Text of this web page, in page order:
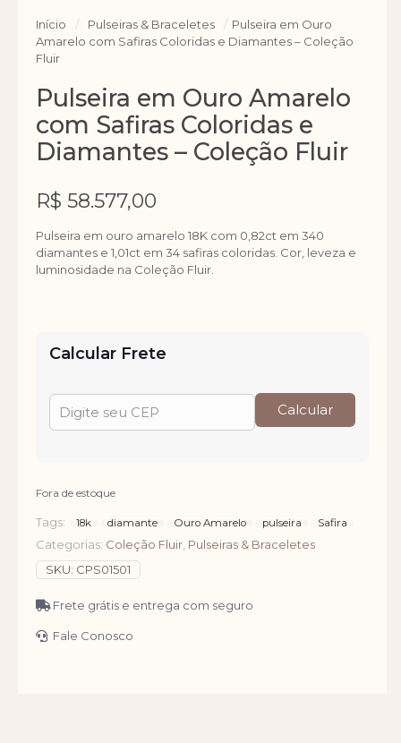
Início / Pulseiras & Braceletes / Pulseira em Ouro
Amarelo com Safiras Coloridas e Diamantes – Coleção
Fluir
Pulseira em Ouro Amarelo
com Safiras Coloridas e
Diamantes – Coleção Fluir
R$ 58.577,00
Pulseira em ouro amarelo 18K com 0,82ct em 340
diamantes e 1,01ct em 34 safiras coloridas. Cor, leveza e
luminosidade na Coleção Fluir.
Calcular Frete
Calcular
Fora de estoque
Tags: 18k diamante Ouro Amarelo pulseira Safira
Categorias: Coleção Fluir Pulseiras & Braceletes
SKU: CPS01501
Frete grátis e entrega com seguro
Fale Conosco